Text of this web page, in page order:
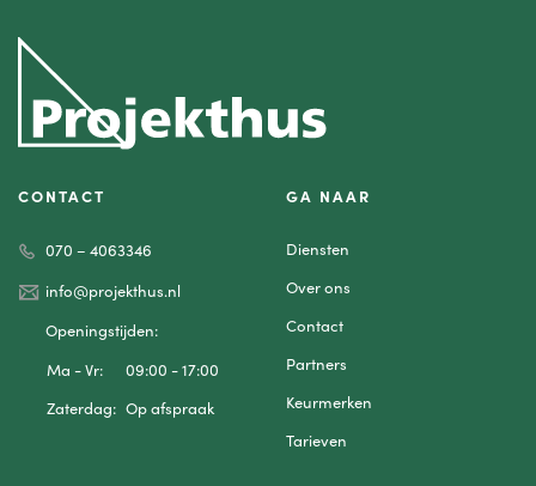
CONTACT
070 – 4063346
info@projekthus.nl
Openingstijden:
Ma - Vr:
09:00 - 17:00
Zaterdag: Op afspraak
GA NAAR
Diensten
Over ons
Contact
Partners
Keurmerken
Tarieven